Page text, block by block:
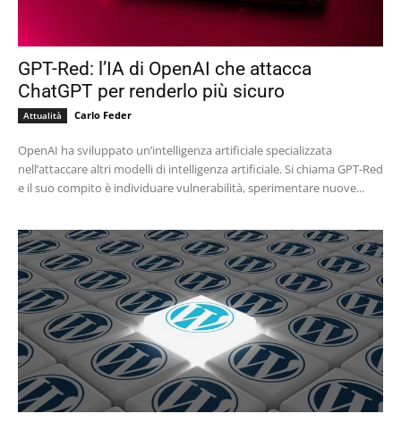
GPT-Red: l’IA di OpenAI che attacca
ChatGPT per renderlo più sicuro
Attualità Carlo Feder
OpenAI ha sviluppato un’intelligenza artificiale specializzata
nell’attaccare altri modelli di intelligenza artificiale. Si chiama GPT-Red
e il suo compito è individuare vulnerabilità, sperimentare nuove...